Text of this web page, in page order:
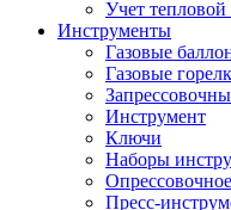
Учет тепловой
Инструменты
Газовые
Газовые
Инструмент
Ключи
Наборы
Пресс-